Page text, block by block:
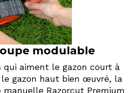
modulable
qui aiment le gazon court à
le gazon haut bien œuvré, la
Razorcut Premium